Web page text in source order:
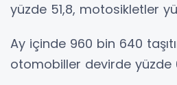
yüzde 51,8, motosikletler
Ay içinde 960 bin 640
otomobiller devirde yüzde